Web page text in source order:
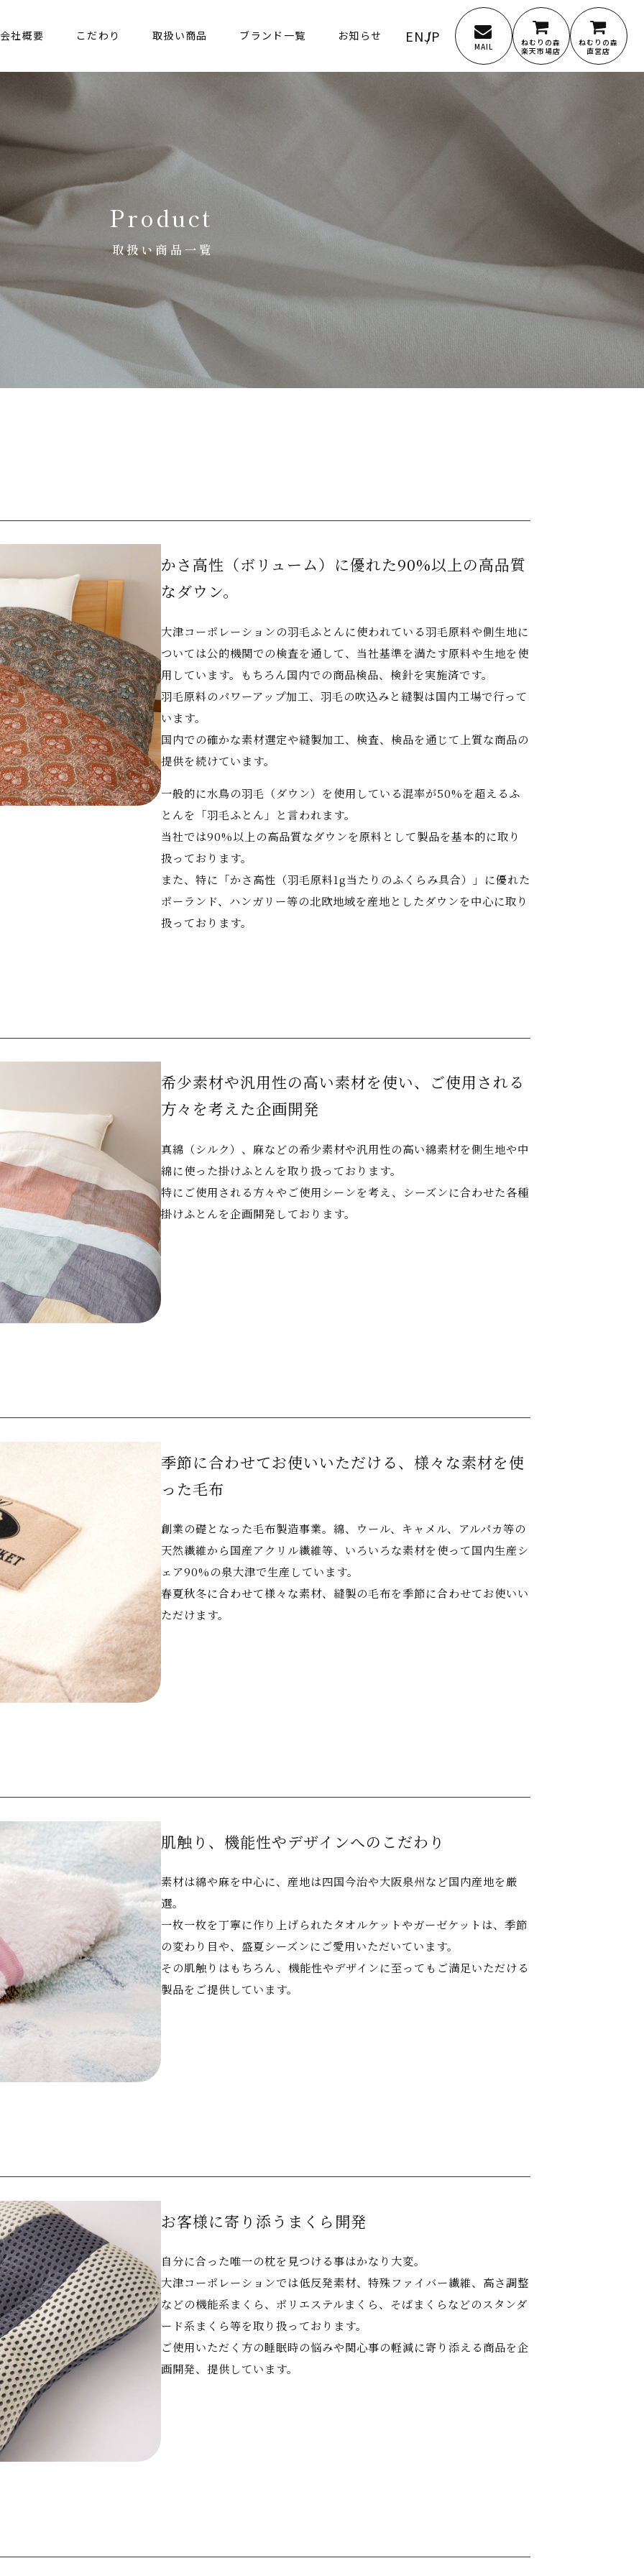
会社概要 こだわり 取扱い商品 ブランド一覧 お知らせ ENJP
MAIL
ねむりの森
楽天市場店
ねむりの森
直営店
Product
取扱い商品一覧
かさ高性（ボリューム）に優れた90%以上の高品質
なダウン。
大津コーポレーションの羽毛ふとんに使われている羽毛原料や側生地に
ついては公的機関での検査を通して、当社基準を満たす原料や生地を使
用しています。もちろん国内での商品検品、検針を実施済です。
羽毛原料のパワーアップ加工、羽毛の吹込みと縫製は国内工場で行って
います。
国内での確かな素材選定や縫製加工、検査、検品を通じて上質な商品の
提供を続けています。
一般的に水鳥の羽毛（ダウン）を使用している混率が50%を超えるふ
とんを「羽毛ふとん」と言われます。
当社では90%以上の高品質なダウンを原料として製品を基本的に取り
扱っております。
また、特に「かさ高性（羽毛原料1g当たりのふくらみ具合）」に優れた
ポーランド、ハンガリー等の北欧地域を産地としたダウンを中心に取り
扱っております。
希少素材や汎用性の高い素材を使い、
ご使用される
方々を考えた企画開発
真綿（シルク）、麻などの希少素材や汎用性の高い綿素材を側生地や中
綿に使った掛けふとんを取り扱っております。
特にご使用される方々やご使用シーンを考え、シーズンに合わせた各種
掛けふとんを企画開発しております。
季節に合わせてお使いいただける、 様々な素材を使
った毛布
創業の礎となった毛布製造事業。綿、ウール、キャメル、アルパカ等の
天然繊維から国産アクリル繊維等、いろいろな素材を使って国内生産シ
ェア90%の泉大津で生産しています。
春夏秋冬に合わせて様々な素材、縫製の毛布を季節に合わせてお使いい
ただけます。
肌触り、機能性やデザインへのこだわり
素材は綿や麻を中心に、産地は四国今治や大阪泉州など国内産地を厳
選。
一枚一枚を丁寧に作り上げられたタオルケットやガーゼケットは、季節
の変わり目や、盛夏シーズンにご愛用いただいています。
その肌触りはもちろん、機能性やデザインに至ってもご満足いただける
製品をご提供しています。
お客様に寄り添うまくら開発
自分に合った唯一の枕を見つける事はかなり大変。
大津コーポレーションでは低反発素材、特殊ファイバー繊維、高さ調整
などの機能系まくら、ポリエステルまくら、そばまくらなどのスタンダ
ード系まくら等を取り扱っております。
ご使用いただく方の睡眠時の悩みや関心事の軽減に寄り添える商品を企
画開発、提供しています。